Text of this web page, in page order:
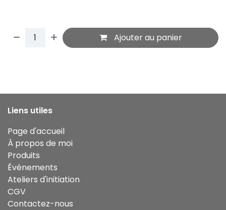
Ajouter au panier
Liens utiles
Page d'accueil
À propos de moi
Produits
Événements
Ateliers d'initiation
CGV
Contactez-nous